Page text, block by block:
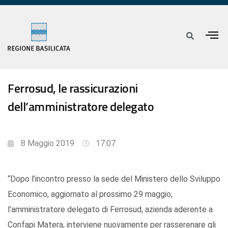
Ferrosud, le rassicurazioni
dell’amministratore delegato
8 Maggio 2019 17:07
“Dopo l’incontro presso la sede del Ministero dello Sviluppo
Economico, aggiornato al prossimo 29 maggio,
l’amministratore delegato di Ferrosud, azienda aderente a
Confapi Matera, interviene nuovamente per rasserenare gli